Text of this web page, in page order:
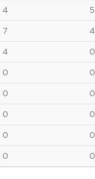
4 5
7 4
4 0
0 0
0 0
0 0
0 0
0 0